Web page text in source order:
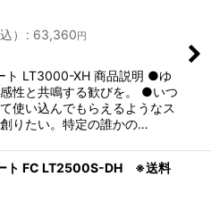
）
: 63,360円
ト LT3000-XH 商品説明 ●ゆ
性と共鳴する歓びを。 ●いつ
使い込んでもらえるようなス
りたい。特定の誰かの…
ト FC LT2500S-DH ※送料